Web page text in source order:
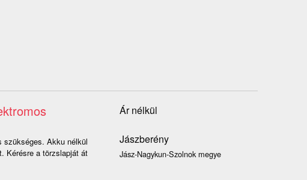
szükséges. Akku nélkül
Kérésre a törzslapját át
Ár nélkül
Jászberény
Jász-Nagykun-Szolnok megye